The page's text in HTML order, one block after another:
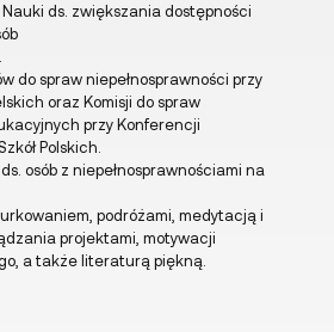
ds. zwiększania dostępności
do spraw niepełnosprawności przy
oraz Komisji do spraw
przy Konferencji
Polskich.
osób z niepełnosprawnościami na
podróżami, medytacją i
projektami, motywacji
a także literaturą piękną.